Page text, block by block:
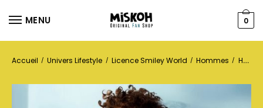
MENU 0
Accueil / Univers Lifestyle / Licence Smiley World / Hommes / Hoodies